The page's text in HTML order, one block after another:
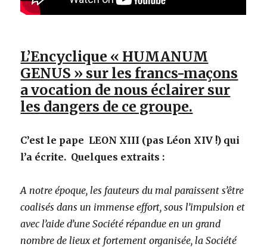
L’Encyclique « HUMANUM
GENUS » sur les francs-maçons
a vocation de nous éclairer sur
les dangers de ce groupe.
C’est le pape LEON XIII (pas Léon XIV !) qui
l’a écrite. Quelques extraits :
A notre époque, les fauteurs du mal paraissent s’être
coalisés dans un immense effort, sous l’impulsion et
avec l’aide d’une Société répandue en un grand
nombre de lieux et fortement organisée, la Société